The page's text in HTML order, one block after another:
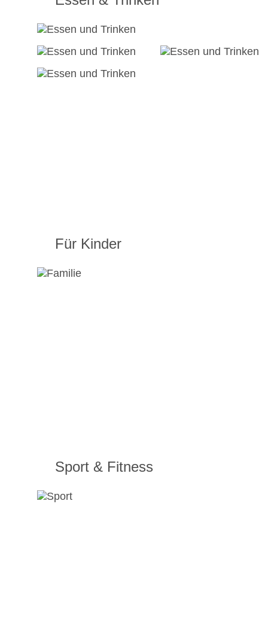
Für Kinder
Sport & Fitness